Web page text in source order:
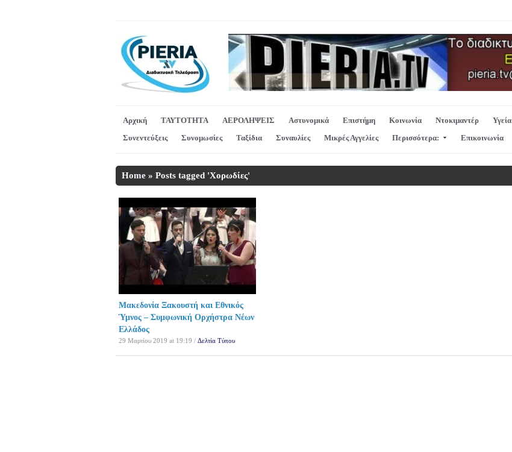
Αρχική ΤΑΥΤΟΤΗΤΑ ΑΕΡΟΛΗΨΕΙΣ Αστυνομικά Επιστήμη Κοινωνία Ντοκιμαντέρ Υγεία
Συνεντεύξεις
Συνομωσίες Ταξίδια Συναυλίες Μικρές Αγγελίες Περισσότερα: Επικοινωνία
Home » Posts tagged 'Χορωδίες'
Μακεδονία Ξακουστή και Εθνικός
Ύμνος – Συμφωνική Ορχήστρα Νέων
Ελλάδος
29 Μαρτίου 2019 at 19:19 / Δελτία Τύπου